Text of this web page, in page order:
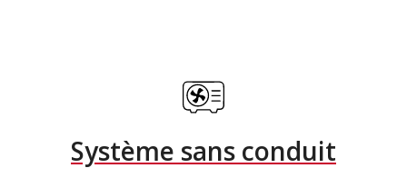
Système sans conduit